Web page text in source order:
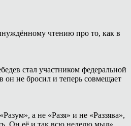
чтению про то, как в
стал участником федеральной
он не бросил и теперь совмещает
а не «Разя» и не «Раззява»,
Он её и так всю неделю мыл».